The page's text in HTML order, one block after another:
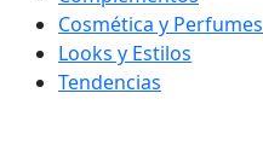
Cosmética y Perfumes
Looks y Estilos
Tendencias